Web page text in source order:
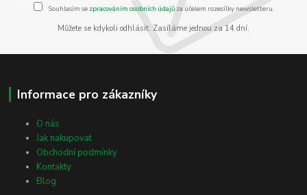
Souhlasím se zpracováním osobních údajůza účelem rozesílky newsletteru.
Můžete se kdykoli odhlásit. Zasíláme jednou za 14 dní.
Informace pro zákazníky
O nás
Jak nakupovat
Obchodní podmínky
Kontakty
Blog